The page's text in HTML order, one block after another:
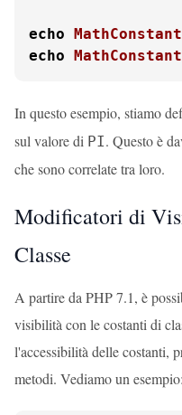
echo
echo
In questo esempio, stiamo
sul valore di PI. Questo è
che sono correlate tra loro.
Modificatori di
Classe
A partire da PHP 7.1, è
visibilità con le costanti di
l'accessibilità delle costanti,
metodi. Vediamo un esempio: